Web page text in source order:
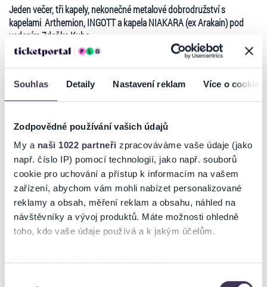
Souhlas Detaily Nastavení reklam Více o cookies
Zodpovědné používání vašich údajů
My a naši 1022 partneři zpracováváme vaše údaje (jako
např. číslo IP) pomocí technologií, jako např. souborů
cookie pro uchování a přístup k informacím na vašem
zařízení, abychom vám mohli nabízet personalizované
reklamy a obsah, měření reklam a obsahu, náhled na
návštěvníky a vývoj produktů. Máte možnosti ohledně
toho, kdo vaše údaje používá a k jakým účelům.
Jeden večer, tři kapely, nekonečné metalové dobrodružství s
kapelami Arthemion, INGOTT a kapela NIAKARA (ex Arakain) pod
vedením Zdeňka Kuba.
Info pro ZTP/P: osoby ZTP/P dle platného ceníku, doprovod jedné
osoby zdarma
vytisknout
v pohodlí svého domova - HOMEtickets!!
Ticketportal je zárukou pravosti vstupenek
Na stránkách společnosti Ticketportal si vždy zakoupíte
originální vstupenky.